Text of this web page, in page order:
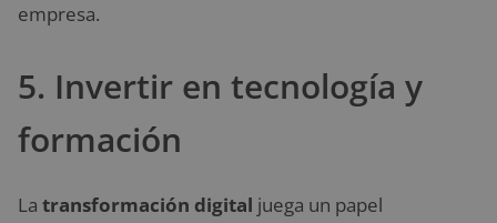
empresa.
5. Invertir en tecnología y
formación
La transformación digital juega un papel